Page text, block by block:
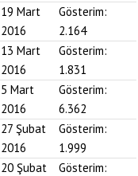
19 Mart
2016
Gösterim:
2.164
13 Mart
2016
Gösterim:
1.831
5 Mart
2016
Gösterim:
6.362
27 Şubat
2016
Gösterim:
1.999
20 Şubat
Gösterim: